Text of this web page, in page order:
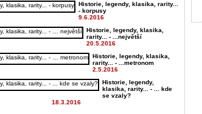
Historie, legendy, klasika, rarity...
- korpusy
9.6.2016
Historie, legendy, klasika,
rarity... - ...největší
20.5.2016
Historie, legendy, klasika,
rarity... - ...metronom
2.5.2016
Historie, legendy,
klasika, rarity... - ... kde
se vzaly?
18.3.2016